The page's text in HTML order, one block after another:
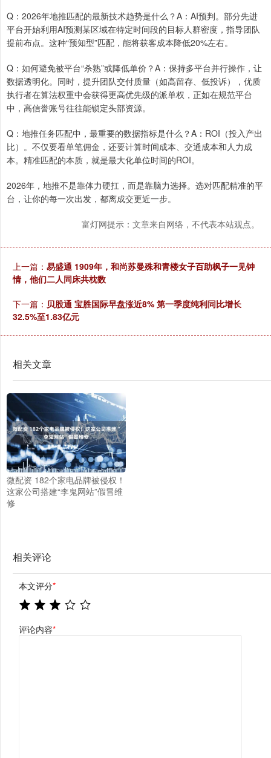
Q：2026年地推匹配的最新技术趋势是什么？A：AI预判。部分先进
平台开始利用AI预测某区域在特定时间段的目标人群密度，指导团队
提前布点。这种“预知型”匹配，能将获客成本降低20%左右。
Q：如何避免被平台“杀熟”或降低单价？A：保持多平台并行操作，让
数据透明化。同时，提升团队交付质量（如高留存、低投诉），优质
执行者在算法权重中会获得更高优先级的派单权，正如在规范平台
中，高信誉账号往往能锁定头部资源。
Q：地推任务匹配中，最重要的数据指标是什么？A：ROI（投入产出
比）。不仅要看单笔佣金，还要计算时间成本、交通成本和人力成
本。精准匹配的本质，就是最大化单位时间的ROI。
2026年，地推不是靠体力硬扛，而是靠脑力选择。选对匹配精准的平
台，让你的每一次出发，都离成交更近一步。
富灯网提示：文章来自网络，不代表本站观点。
上一篇： 易盛通 1909年，和尚苏曼殊和青楼女子百助枫子一见钟
情，他们二人同床共枕数
下一篇： 贝股通 宝胜国际早盘涨近8% 第一季度纯利同比增长
32.5%至1.83亿元
相关文章
微配资 182个家电品牌被侵权！
这家公司搭建“李鬼网站”假冒维
修
相关评论
本文评分*
评论内容*